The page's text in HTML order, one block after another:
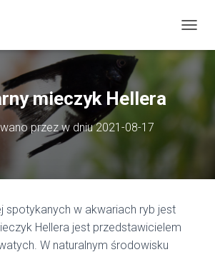
R
Ą
mieczyk Hellera
przezw dniu2021-08-17
spotykanych w akwariach ryb jest
Hellera jest przedstawicielem
W naturalnym środowisku